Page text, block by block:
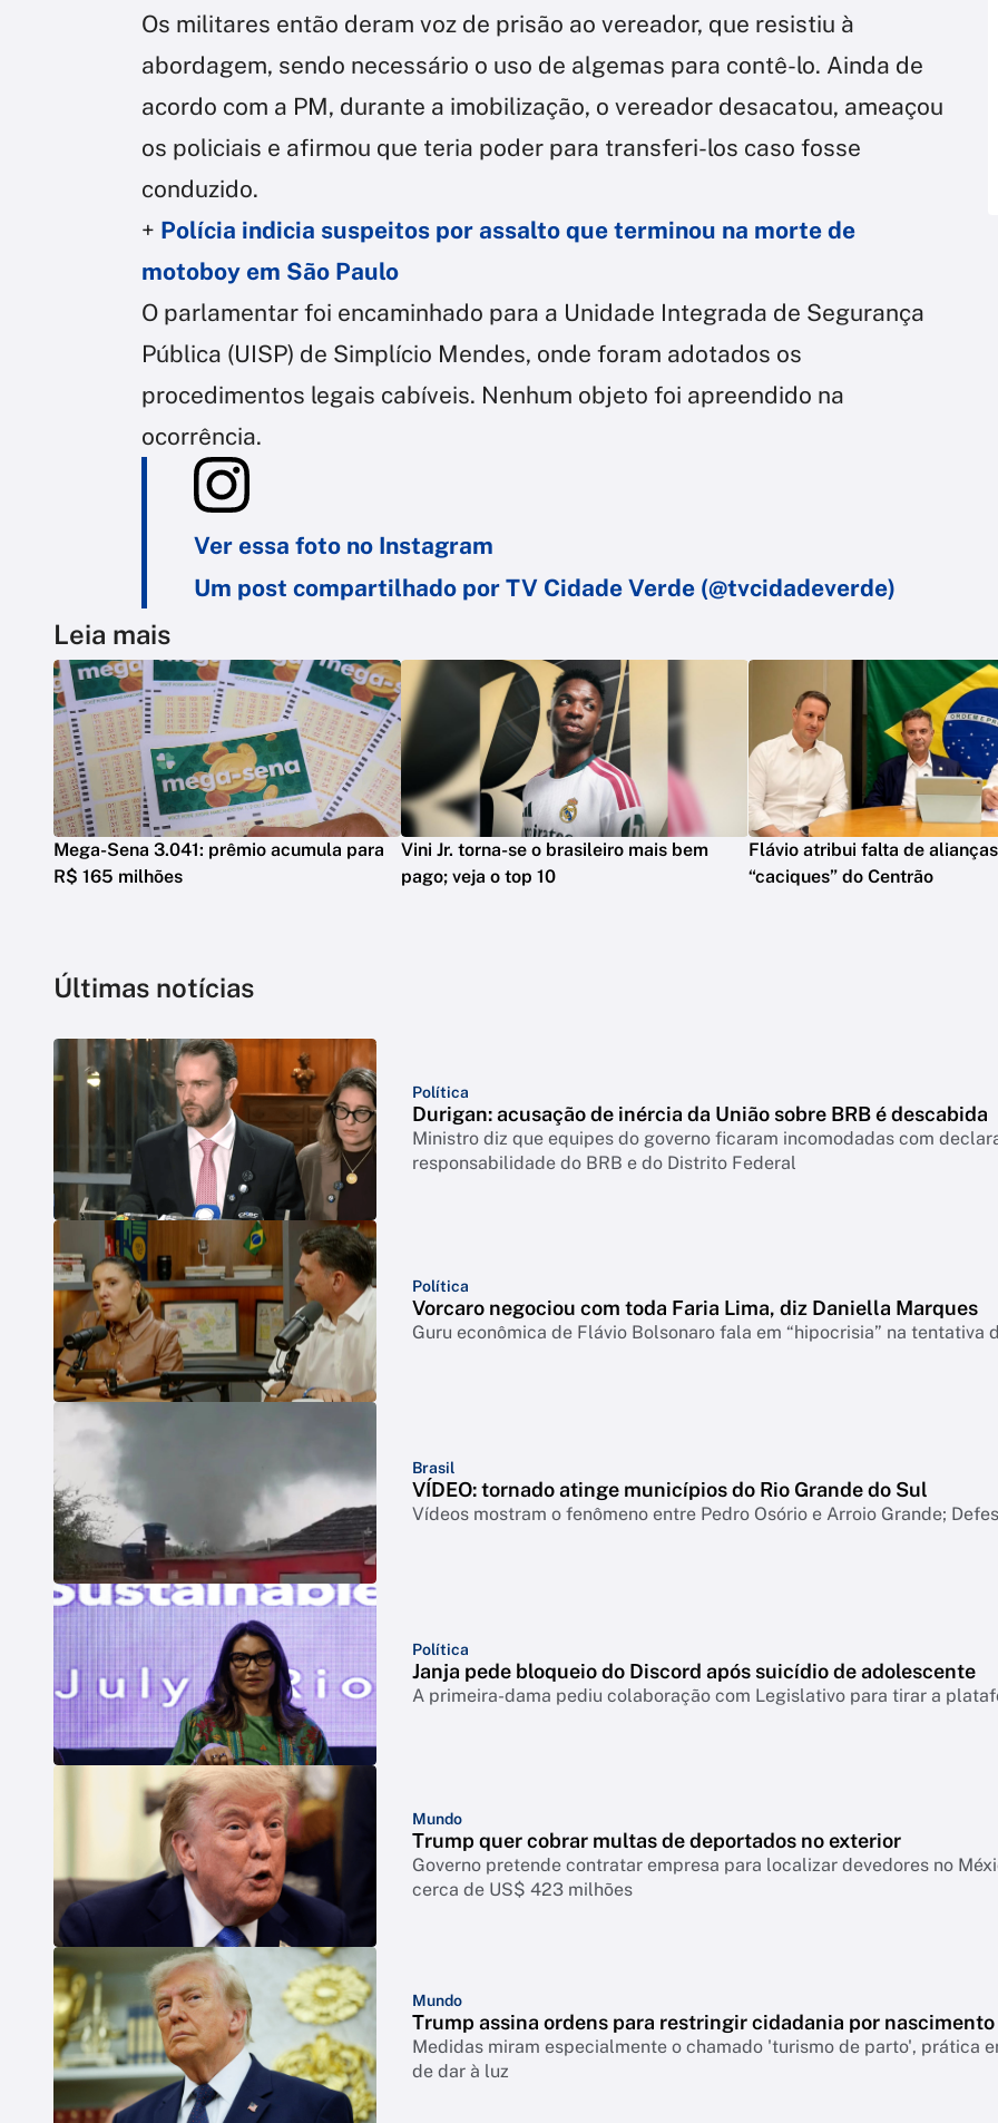
Os militares então deram voz de prisão ao vereador, que resistiu à
abordagem, sendo necessário o uso de algemas para contê-lo. Ainda de
acordo com a PM, durante a imobilização, o vereador desacatou, ameaçou
os policiais e afirmou que teria poder para transferi-los caso fosse
conduzido.
+ Polícia indicia suspeitos por assalto que terminou na morte de
motoboy em São Paulo
O parlamentar foi encaminhado para a Unidade Integrada de Segurança
Pública (UISP) de Simplício Mendes, onde foram adotados os
procedimentos legais cabíveis. Nenhum objeto foi apreendido na
ocorrência.
Ver essa foto no Instagram
Um post compartilhado por TV Cidade Verde (@tvcidadeverde)
Leia mais
Mega-Sena 3.041: prêmio acumula para
R$ 165 milhões
Vini Jr. torna-se o brasileiro mais bem
pago; veja o top 10
Flávio atribui falta de
“caciques” do Centrão
Últimas notícias
Política
Durigan: acusação de inércia da União sobre BRB é descabida
Ministro diz que equipes do governo ficaram incomodadas com
responsabilidade do BRB e do Distrito Federal
Política
Vorcaro negociou com toda Faria Lima, diz Daniella Marques
Guru econômica de Flávio Bolsonaro fala em “hipocrisia” na tentativa
Brasil
VÍDEO: tornado atinge municípios do Rio Grande do Sul
Vídeos mostram o fenômeno entre Pedro Osório e Arroio Grande;
Política
Janja pede bloqueio do Discord após suicídio de adolescente
A primeira-dama pediu colaboração com Legislativo para tirar a
Mundo
Trump quer cobrar multas de deportados no exterior
Governo pretende contratar empresa para localizar devedores no
cerca de US$ 423 milhões
Mundo
Trump assina ordens para restringir cidadania por nascimento
Medidas miram especialmente o chamado 'turismo de parto', prática
de dar à luz